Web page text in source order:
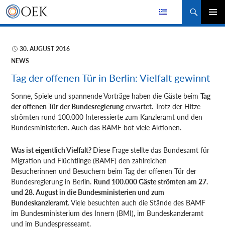
Suchen
ZUM
30. AUGUST 2016
NEWS
Tag der offenen Tür in Berlin: Vielfalt gewinnt
Sonne, Spiele und spannende Vorträge haben die Gäste beimTag
der offenen Tür der Bundesregierungerwartet. Trotz der Hitze
strömten rund 100.000 Interessierte zum Kanzleramt und den
Bundesministerien. Auch das BAMF bot viele Aktionen.
Was ist eigentlich Vielfalt? Diese Frage stellte das Bundesamt für
Migration und Flüchtlinge (BAMF) den zahlreichen
Besucherinnen und Besuchern beim Tag der offenen Tür der
Bundesregierung in Berlin. Rund 100.000 Gäste strömten am 27.
und 28. August in die Bundesministerien und zum
Bundeskanzleramt. Viele besuchten auch die Stände des BAMF
im Bundesministerium des Innern (BMI), im Bundeskanzleramt
und im Bundespresseamt.